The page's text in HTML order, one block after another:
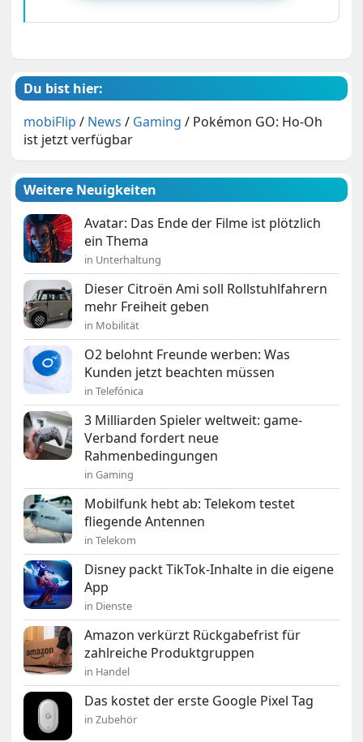
Du bist hier:
mobiFlip / News / Gaming / Pokémon GO: Ho-Oh
ist jetzt verfügbar
Weitere Neuigkeiten
Avatar: Das Ende der Filme ist plötzlich
ein Thema
in Unterhaltung
Dieser Citroën Ami soll Rollstuhlfahrern
mehr Freiheit geben
in Mobilität
O2 belohnt Freunde werben: Was
Kunden jetzt beachten müssen
in Telefónica
3 Milliarden Spieler weltweit: game-
Verband fordert neue
Rahmenbedingungen
in Gaming
Mobilfunk hebt ab: Telekom testet
fliegende Antennen
in Telekom
Disney packt TikTok-Inhalte in die eigene
App
in Dienste
Amazon verkürzt Rückgabefrist für
zahlreiche Produktgruppen
in Handel
Das kostet der erste Google Pixel Tag
in Zubehör